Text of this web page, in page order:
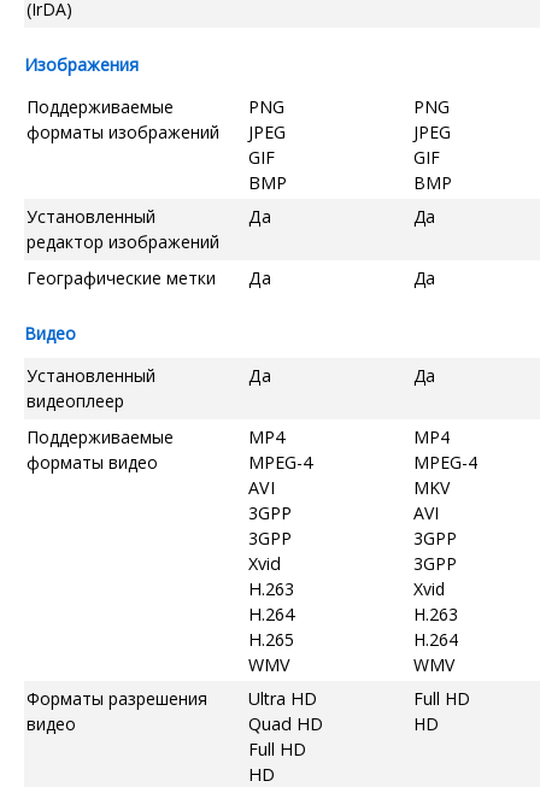
(IrDA)
Изображения
Поддерживаемые
форматы изображений
PNG
JPEG
GIF
BMP
PNG
JPEG
GIF
BMP
Установленный
редактор изображений
Да Да
Географические метки Да Да
Видео
Установленный
видеоплеер
Да Да
Поддерживаемые
форматы видео
MP4
MPEG-4
AVI
3GPP
3GPP
Xvid
H.263
H.264
H.265
WMV
MP4
MPEG-4
MKV
AVI
3GPP
3GPP
Xvid
H.263
H.264
WMV
Форматы разрешения
видео
Ultra HD
Quad HD
Full HD
HD
Full HD
HD